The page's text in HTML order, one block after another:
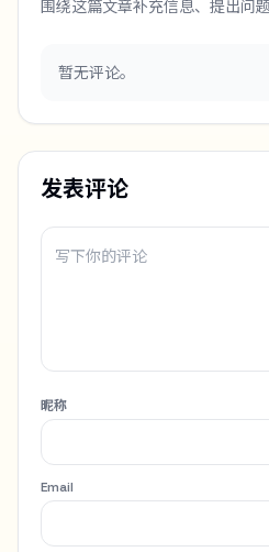
围绕这篇文章补充信息、提出问
暂无评论。
发表评论
昵称
Email